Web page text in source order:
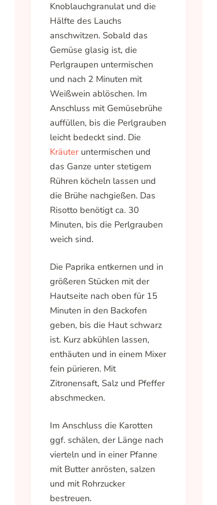
Knoblauchgranulat und die
Hälfte des Lauchs
anschwitzen. Sobald das
Gemüse glasig ist, die
Perlgraupen untermischen
und nach 2 Minuten mit
Weißwein ablöschen. Im
Anschluss mit Gemüsebrühe
auffüllen, bis die Perlgrauben
leicht bedeckt sind. Die
Kräuteruntermischen und
das Ganze unter stetigem
Rühren köcheln lassen und
die Brühe nachgießen. Das
Risotto benötigt ca. 30
Minuten, bis die Perlgrauben
weich sind.
Die Paprika entkernen und in
größeren Stücken mit der
Hautseite nach oben für 15
Minuten in den Backofen
geben, bis die Haut schwarz
ist. Kurz abkühlen lassen,
enthäuten und in einem Mixer
fein pürieren. Mit
Zitronensaft, Salz und Pfeffer
abschmecken.
Im Anschluss die Karotten
ggf. schälen, der Länge nach
vierteln und in einer Pfanne
mit Butter anrösten, salzen
und mit Rohrzucker
bestreuen.